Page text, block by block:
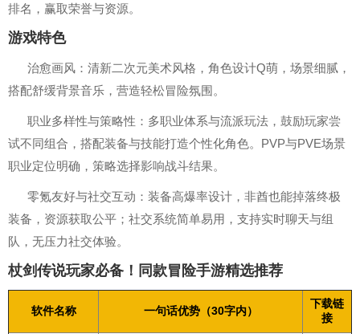
排名，赢取荣誉与资源。
游戏特色
治愈画风：清新二次元美术风格，角色设计Q萌，场景细腻，
搭配舒缓背景音乐，营造轻松冒险氛围。
职业多样性与策略性：多职业体系与流派玩法，鼓励玩家尝
试不同组合，搭配装备与技能打造个性化角色。PVP与PVE场景
职业定位明确，策略选择影响战斗结果。
零氪友好与社交互动：装备高爆率设计，非酋也能掉落终极
装备，资源获取公平；社交系统简单易用，支持实时聊天与组
队，无压力社交体验。
杖剑传说玩家必备！同款冒险手游精选推荐
软件名称 一句话优势（30字内）
下载链
接